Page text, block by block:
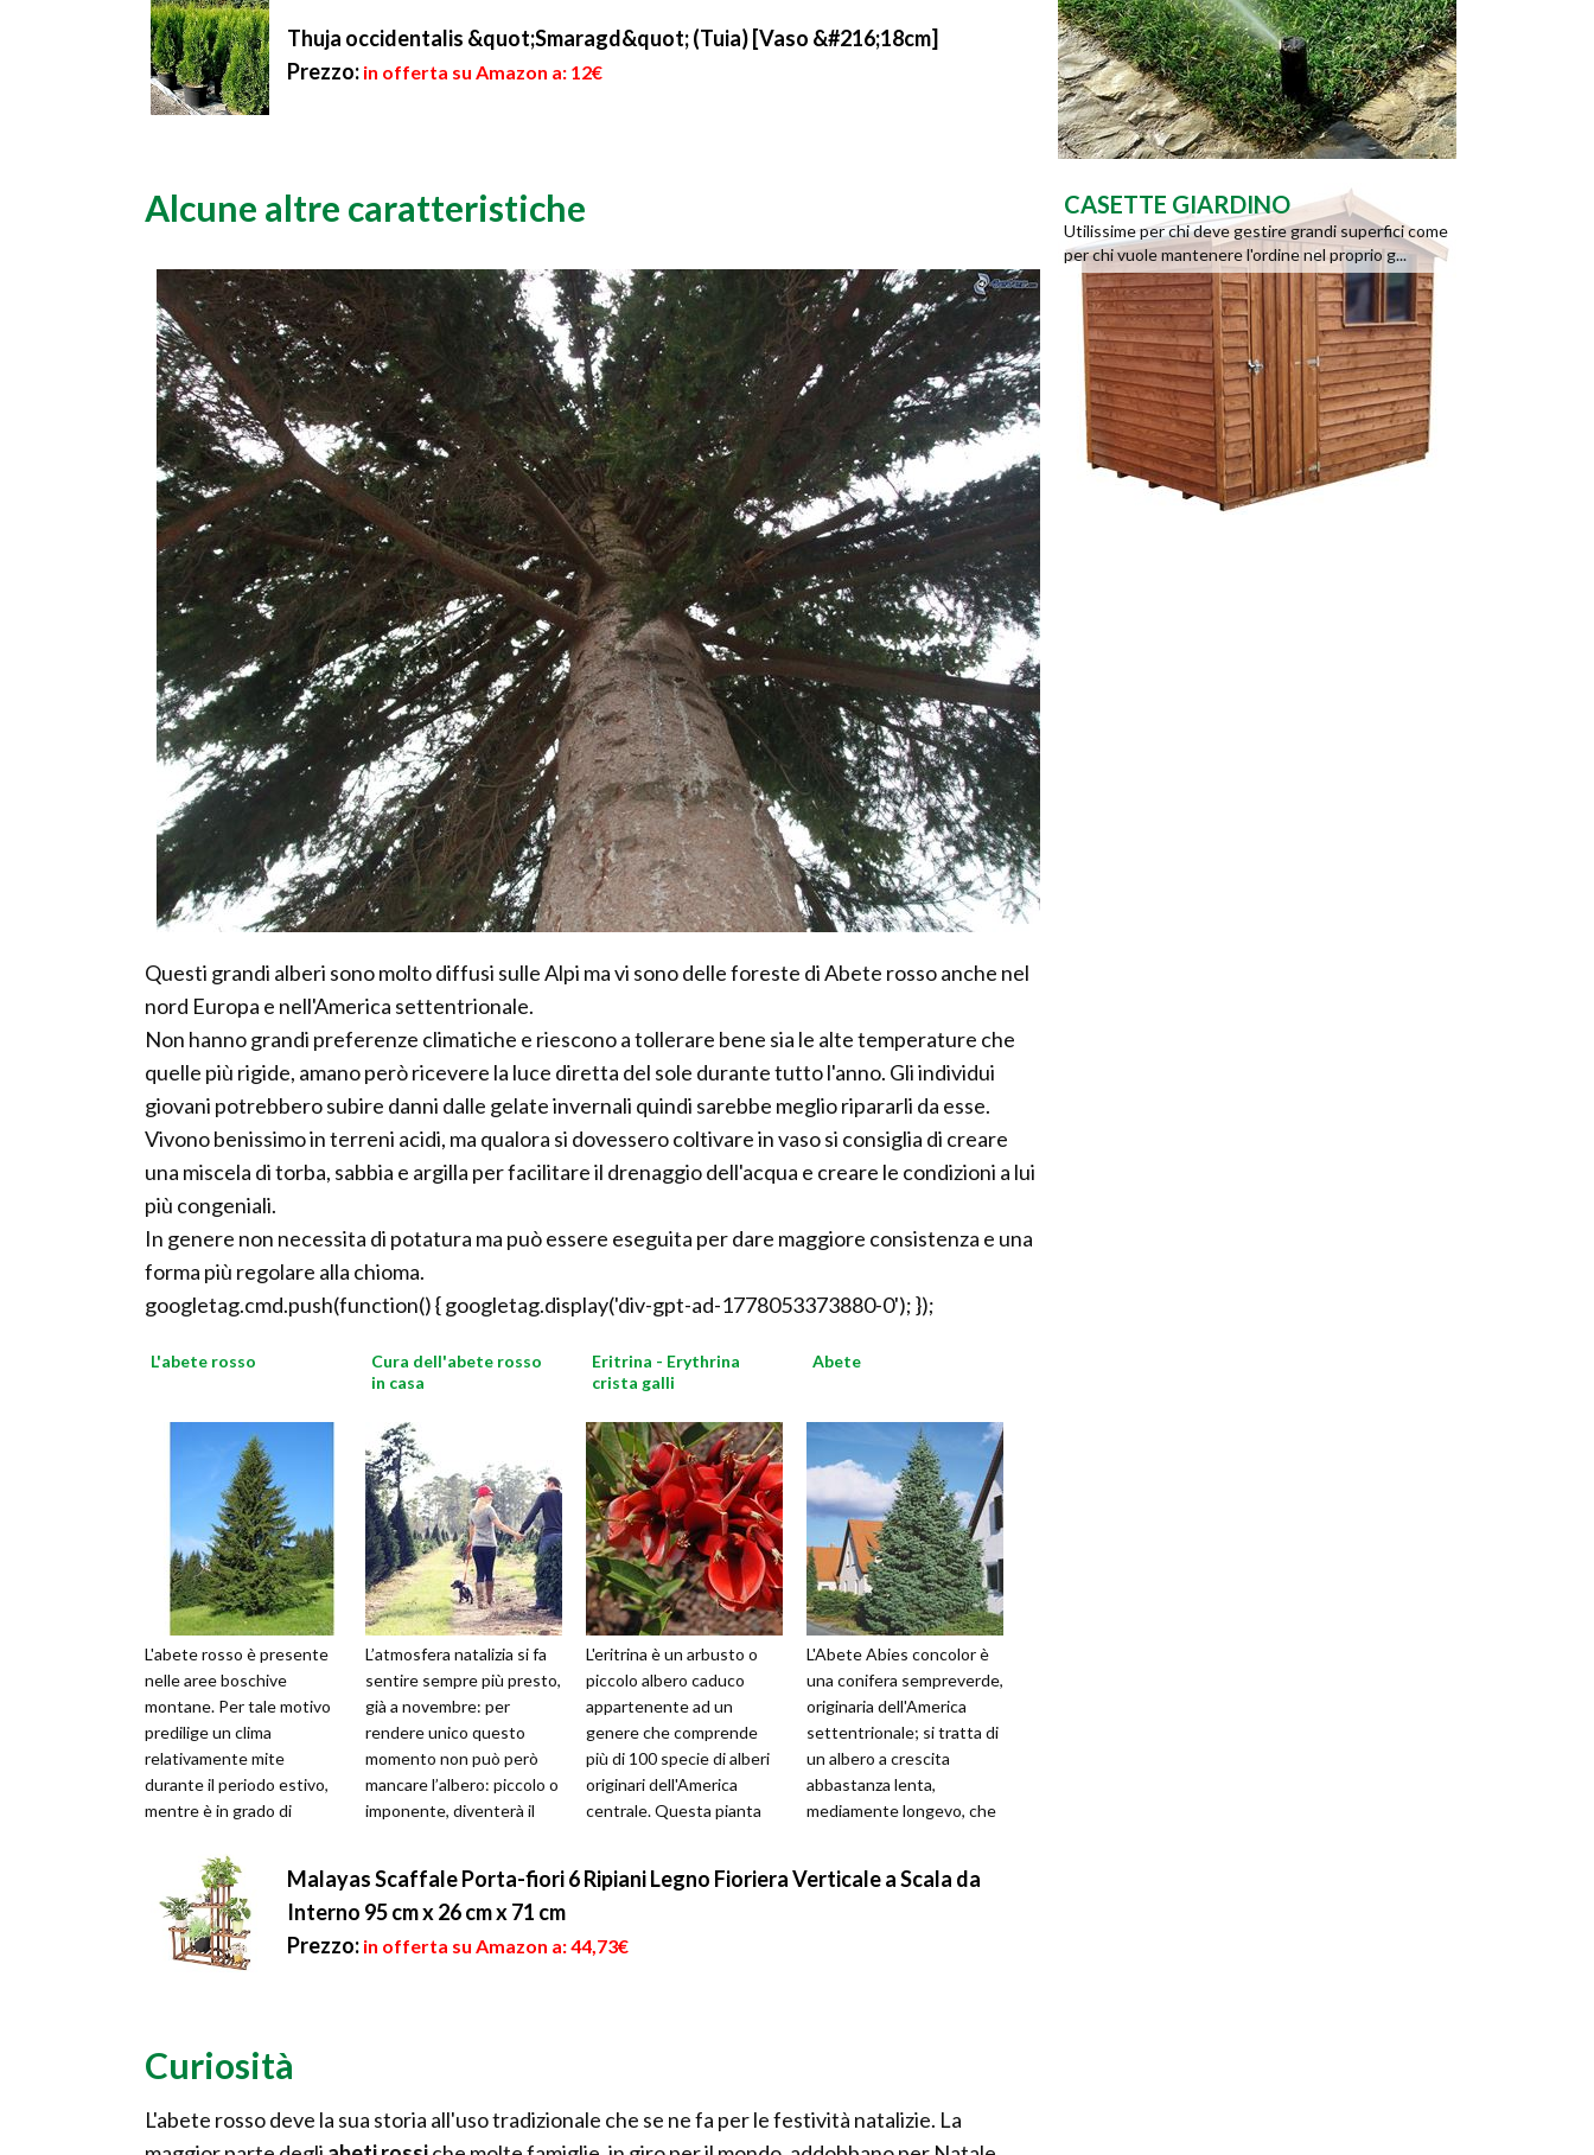
Thuja occidentalis &quot;Smaragd&quot; (Tuia) [Vaso &#216;18cm]
Prezzo: in offerta su Amazon a: 12€
Alcune altre caratteristiche
Questi grandi alberi sono molto diffusi sulle Alpi ma vi sono delle foreste di Abete rosso anche nel
nord Europa e nell'America settentrionale.
Non hanno grandi preferenze climatiche e riescono a tollerare bene sia le alte temperature che
quelle più rigide, amano però ricevere la luce diretta del sole durante tutto l'anno. Gli individui
giovani potrebbero subire danni dalle gelate invernali quindi sarebbe meglio ripararli da esse.
Vivono benissimo in terreni acidi, ma qualora si dovessero coltivare in vaso si consiglia di creare
una miscela di torba, sabbia e argilla per facilitare il drenaggio dell'acqua e creare le condizioni a lui
più congeniali.
In genere non necessita di potatura ma può essere eseguita per dare maggiore consistenza e una
forma più regolare alla chioma.
googletag.cmd.push(function() { googletag.display('div-gpt-ad-1778053373880-0'); });
L'abete rosso
L'abete rosso è presente
nelle aree boschive
montane. Per tale motivo
predilige un clima
relativamente mite
durante il periodo estivo,
mentre è in grado di
più intenso. Tutta...
Cura dell'abete rosso
in casa
L’atmosfera natalizia si fa
sentire sempre più presto,
già a novembre: per
rendere unico questo
momento non può però
mancare l’albero: piccolo o
imponente, diventerà il
Eritrina - Erythrina
crista galli
L'eritrina è un arbusto o
piccolo albero caduco
appartenente ad un
genere che comprende
più di 100 specie di alberi
originari dell'America
centrale. Questa pianta
Abete
L'Abete Abies concolor è
una conifera sempreverde,
originaria dell'America
settentrionale; si tratta di
un albero a crescita
abbastanza lenta,
mediamente longevo, che
Malayas Scaffale Porta-fiori 6 Ripiani Legno Fioriera Verticale a Scala da
Interno 95 cm x 26 cm x 71 cm
Prezzo: in offerta su Amazon a: 44,73€
Curiosità
L'abete rosso deve la sua storia all'uso tradizionale che se ne fa per le festività natalizie. La
CASETTE GIARDINO
Utilissime per chi deve gestire grandi superfici come
per chi vuole mantenere l'ordine nel proprio g...